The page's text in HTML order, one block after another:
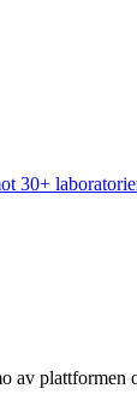
30+
av plattformen